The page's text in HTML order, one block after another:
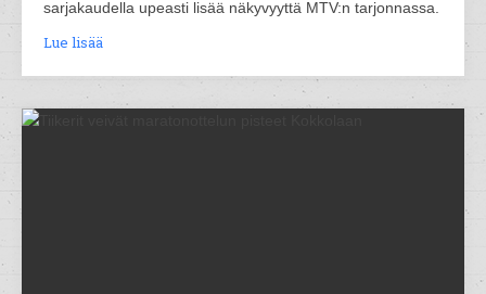
sarjakaudella upeasti lisää näkyvyyttä MTV:n tarjonnassa.
Lue lisää